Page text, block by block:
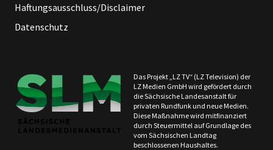
Haftungsausschluss/Disclaimer
Datenschutz
Das Projekt „LZ TV“ (LZ Television) der
LZ Medien GmbH wird gefördert durch
die Sächsische Landesanstalt für
privaten Rundfunk und neue Medien.
Diese Maßnahme wird mitfinanziert
durch Steuermittel auf Grundlage des
vom Sächsischen Landtag
beschlossenen Haushaltes.